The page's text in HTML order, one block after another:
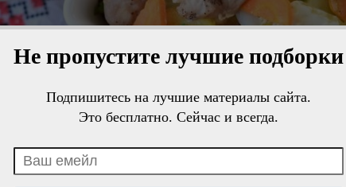
Не пропустите лучшие подборки
Подпишитесь на лучшие материалы сайта.
Это бесплатно. Сейчас и всегда.